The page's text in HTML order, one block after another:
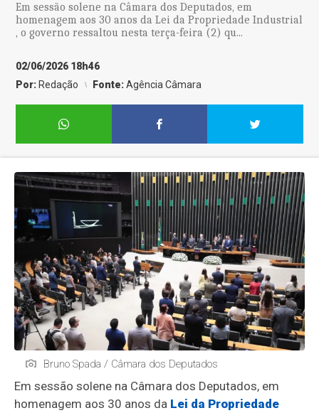
Em sessão solene na Câmara dos Deputados, em
homenagem aos 30 anos da Lei da Propriedade Industrial
, o governo ressaltou nesta terça-feira (2) qu...
02/06/2026 18h46
Por: Redação Fonte:Agência Câmara
Bruno Spada / Câmara dos Deputados
Em sessão solene na Câmara dos Deputados, em
homenagem aos 30 anos da Lei da Propriedade